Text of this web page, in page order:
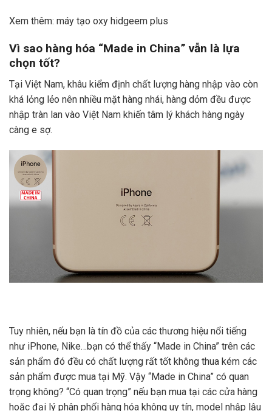
Xem thêm: máy tạo oxy hidgeem plus
Vì sao hàng hóa “Made in China” vẫn là lựa
chọn tốt?
Tại Việt Nam, khâu kiểm định chất lượng hàng nhập vào còn
khá lỏng lẻo nên nhiều mặt hàng nhái, hàng dỏm đều được
nhập tràn lan vào Việt Nam khiến tâm lý khách hàng ngày
càng e sợ.
Tuy nhiên, nếu bạn là tín đồ của các thương hiệu nổi tiếng
như iPhone, Nike…bạn có thể thấy “Made in China” trên các
sản phẩm đó đều có chất lượng rất tốt không thua kém các
sản phẩm được mua tại Mỹ. Vậy “Made in China” có quan
trọng không? “Có quan trọng” nếu bạn mua tại các cửa hàng
hoặc đại lý phân phối hàng hóa không uy tín, model nhập lậu